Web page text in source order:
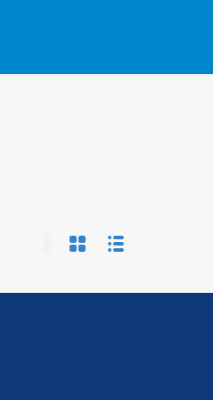
Menorvillas EN /ES /FR